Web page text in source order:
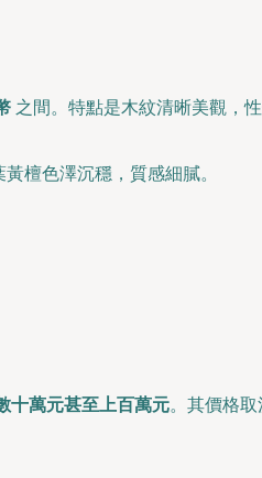
之間。特點是木紋清晰美觀，
檀色澤沉穩，質感細膩。
十萬元甚至上百萬元。其價格